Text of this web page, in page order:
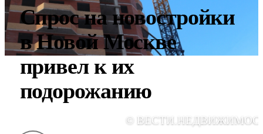
Спрос на новостройки
в Новой Москве
привел к их
подорожанию
©